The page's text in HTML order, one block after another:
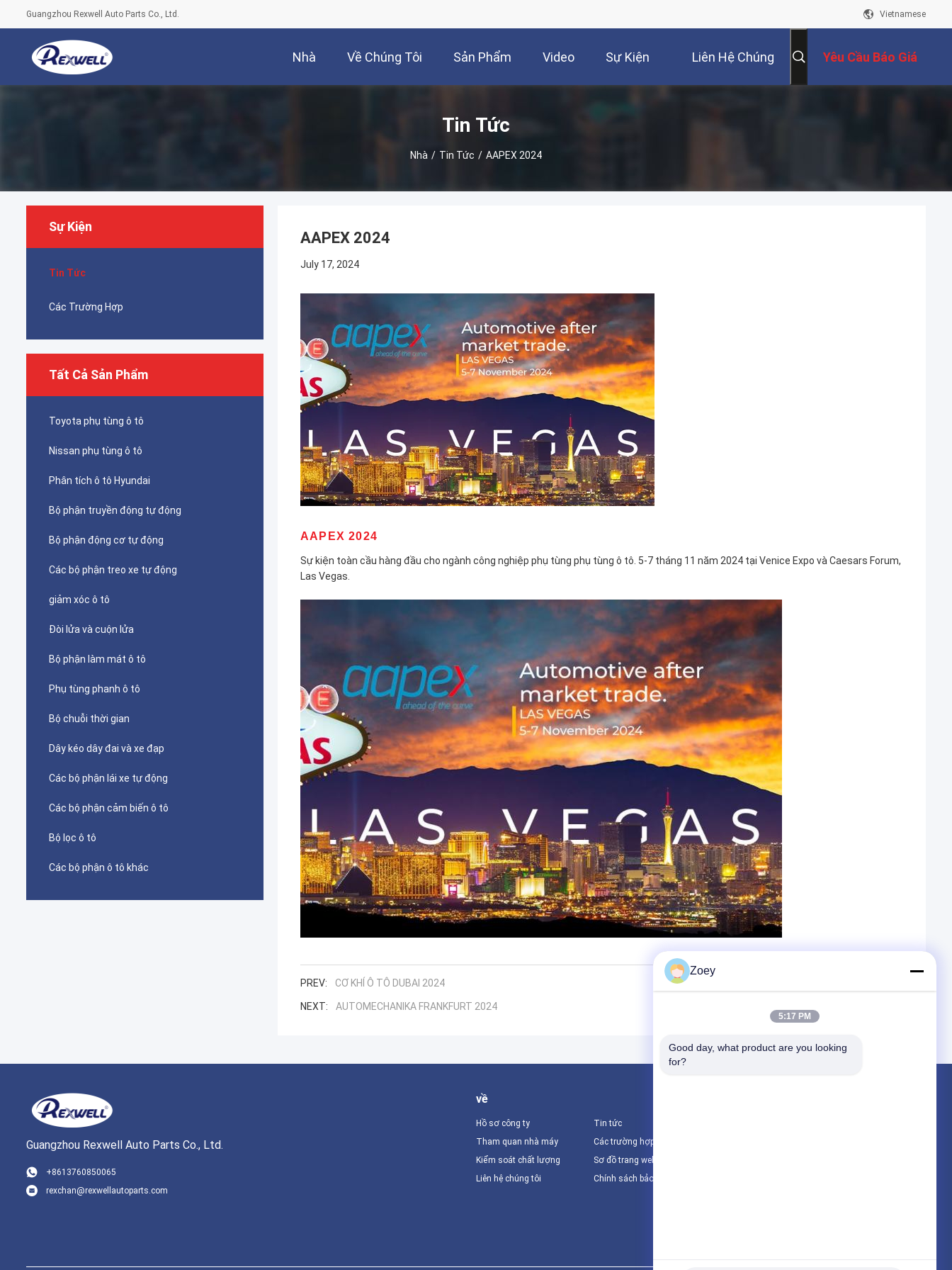
Guangzhou Rexwell Auto Parts Co., Ltd. Vietnamese
Nhà Về Chúng Tôi Sản Phẩm Video Sự Kiện Liên Hệ Chúng Yêu Cầu Báo Giá
Tin Tức
Nhà / Tin Tức / AAPEX 2024
Sự Kiện
Tin Tức
Các Trường Hợp
Tất Cả Sản Phẩm
Toyota phụ tùng ô tô
Nissan phụ tùng ô tô
Phân tích ô tô Hyundai
Bộ phận truyền động tự động
Bộ phận động cơ tự động
Các bộ phận treo xe tự động
giảm xóc ô tô
Đòi lửa và cuộn lửa
Bộ phận làm mát ô tô
Phụ tùng phanh ô tô
Bộ chuỗi thời gian
Dây kéo dây đai và xe đạp
Các bộ phận lái xe tự động
Các bộ phận cảm biến ô tô
Bộ lọc ô tô
Các bộ phận ô tô khác
AAPEX 2024
July 17, 2024
AAPEX 2024
Sự kiện toàn cầu hàng đầu cho ngành công nghiệp phụ tùng phụ tùng ô tô. 5-7 tháng 11 năm 2024 tại Venice Expo và Caesars Forum,
Las Vegas.
PREV: CƠ KHÍ Ô TÔ DUBAI 2024
NEXT: AUTOMECHANIKA FRANKFURT 2024
Guangzhou Rexwell Auto Parts Co., Ltd.
+8613760850065
rexchan@rexwellautoparts.com
về
Hồ sơ công ty
Tham quan nhà máy
Kiểm soát chất lượng
Liên hệ chúng tôi
Tin tức
Các trường hợp
Sơ đồ trang web
Chính sách bảo mật
Zoey
5:17 PM
Good day, what product are you looking
for?